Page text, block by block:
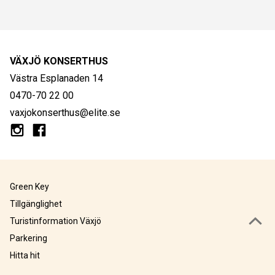
VÄXJÖ KONSERTHUS
Västra Esplanaden 14
0470-70 22 00
vaxjokonserthus@elite.se
Green Key
Tillgänglighet
Turistinformation Växjö
Parkering
Hitta hit